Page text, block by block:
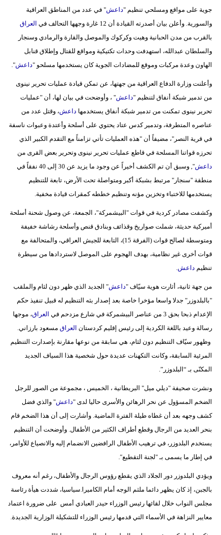
جوية على مواقع ومسلحي تنظيم "داعش" في عدد من المناطق العراقية
والسورية. وأعلن بيان أصدرته القيادة أن 12 غارة وجهها التحالف في
العراق
بالقرب من مدن الحبانية وهيت وكركوك والموصل والقارة والرمادي وسنجار
والسلطان عبدالله، استهدفت وحدات تكتيكية ومواقع للقتال وإطلاق قنابل
الهاون وعدة مركبات وموقع للمضادات الجوية كان يستخدمها مسلحو "داعش".
وأعلنت وزارة الدفاع العراقية من جهتها، عن تمكن قيادة عمليات تحرير نينوى
من تدمير شبكة أنفاق لتنظيم "داعش" ، وأوضحت في بيان لها، أن "عمليات
تحرير نينوى تمكنت من تدمير شبكة أنفاق يستخدمها داعش، وقتل عدد من
عناصره المتطرفة، وتدمير كدس عتاد يحتوي على أسلحة وأعتدة وعبوات ناسفة
في قرية النصر"، مضيفاً أن "هذه العمليات تأتي تزامناً مع التقدم الكبير الذي
تحرزه قواتنا المسلحة في قاطع عمليات تحرير نينوى وتحرير بعض القرى من
داعش
", وسبق أن تم الكشف أخيراً عن وجود ما يزيد عن 30 إلى 40 نفقاً في
منطقة "سنجار" مرتبط بشبكة أكبر ومتواصلة تحت الأرض، تابعة للتنظيم
يستخدمها للاختباء وتخزين مؤنه وتنظيم خططه كمقرات قيادة مخفية.
وكشفت مصادر كردية في قوات "البيشمركة"، الجمعة، عن وصول شحنة أسلحة
أميركية حديثة، شملت صواريخ وقذائف وبنادق قنص وأسلحة رشاشة خفيفة
ومتوسطة لصالح قوات (الفرقة 15)، التابعة للجيش العراقي، والمتحالفة مع
قوات أخرى غير نظامية، بهدف الهجوم على الموصل لاستردادها من سيطرة
تنظيم داعش
من جهة ثانية، أثارت هوية سيّاف "داعش" الجديد الذي ظهر دون لثام والملقب
"بالبلدوزر" جدلا واسعا مؤخرا خاصة بعد إصدار بثه التنظيم له قبيل تنفيذ حكم
الإعدام ذبحا بحق 3 من عناصر البيشمركة في شارع مزدحم في
العراق، موجها
رسالة وعيد باللغة الكردية إلى رئيس إقليم كردستان العراق مسعود بارزاني.
وظهور سيّاف التنظيم دون لثام، هي سابقة من نوعها مقارنة بإصدارت التنظيم
المرئية السابقة، وكانت التكهنات عديدة حول شخصية هذا السياف الجديد
المكنّى بـ “البلدوزر”.
ونشرت صحيفة "ديلي ميل" البريطانية ، الخميس ، مجموعة من الصور للرجل
الضخم المسؤول عن نحر الرهائن والأسرى حاليا لدى "داعش" والذي فضل
كشف وجهه بعد أن غطاه طيلة الفترة الماضية. وأشارت إلى أن هذا الضخم قام
بنحر العديد من الرجال وقطع أطراف الكثير من الأطفال. وأوضحت أن التنظيم
يستخدم البلدوزر، في ترهيب الأطفال الرافضين الانضمام إليه والانصياع للأوامر،
في إطار ما يسمى بـ "لجنة التقطيع″.
ويؤدي البلدوزر دور الجلاد الذي يقطع رؤوس الرجال والأطفال، رغم أنه معروف
بالجبن، إذ كان يظهر دائما ملثم الوجه أمام الكاميرا.سياسيا، شددت هيأة رئاسة
مجلس النواب خلال لقائها رئيس الوزراء حيدر العبادي أمس على ضرورة اعتماد
معايير النزاهة في الأسماء التي قدمها رئيس الوزراء للتشكيلة الوزارية الجديدة.